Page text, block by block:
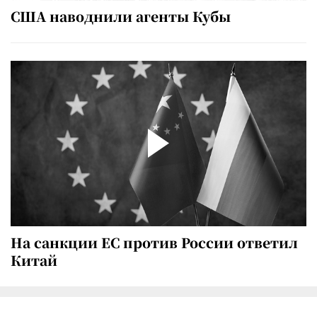
США наводнили агенты Кубы
На санкции ЕС против России ответил
Китай